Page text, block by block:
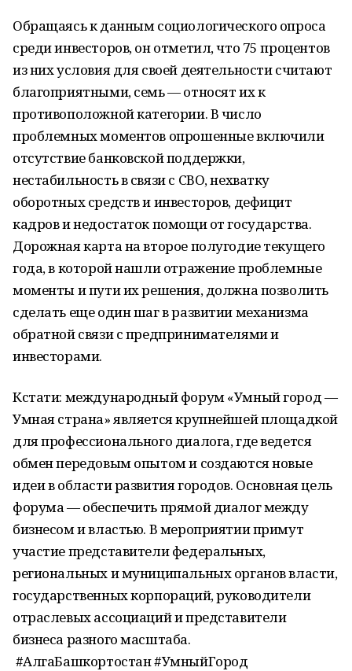
Обращаясь к данным социологического опроса
среди инвесторов, он отметил, что 75 процентов
из них условия для своей деятельности считают
благоприятными, семь — относят их к
противоположной категории. В число
проблемных моментов опрошенные включили
отсутствие банковской поддержки,
нестабильность в связи с СВО, нехватку
оборотных средств и инвесторов, дефицит
кадров и недостаток помощи от государства.
Дорожная карта на второе полугодие текущего
года, в которой нашли отражение проблемные
моменты и пути их решения, должна позволить
сделать еще один шаг в развитии механизма
обратной связи с предпринимателями и
инвесторами.
Кстати: международный форум «Умный город —
Умная страна» является крупнейшей площадкой
для профессионального диалога, где ведется
обмен передовым опытом и создаются новые
идеи в области развития городов. Основная цель
форума — обеспечить прямой диалог между
бизнесом и властью. В мероприятии примут
участие представители федеральных,
региональных и муниципальных органов власти,
государственных корпораций, руководители
отраслевых ассоциаций и представители
бизнеса разного масштаба.
#АлгаБашкортостан #УмныйГород